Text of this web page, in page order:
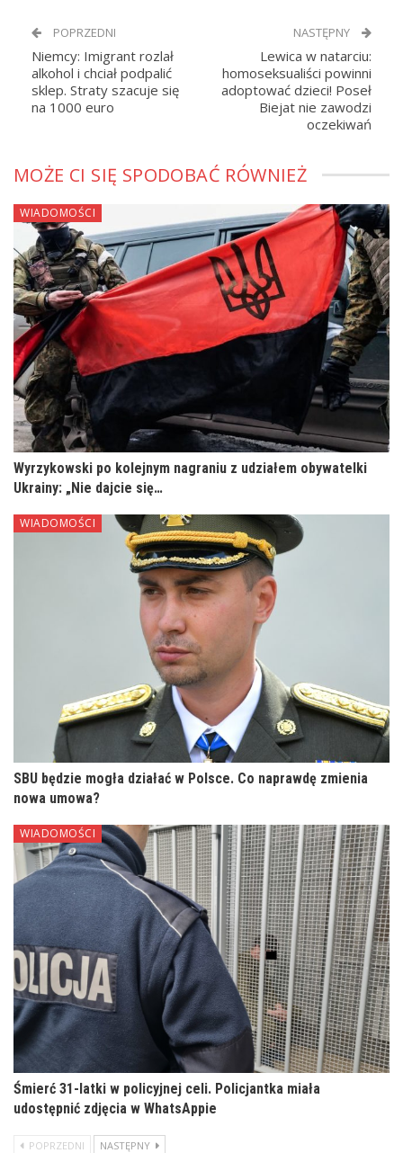
POPRZEDNI
Niemcy: Imigrant rozlał
alkohol i chciał podpalić
sklep. Straty szacuje się
na 1000 euro
NASTĘPNY
Lewica w natarciu:
homoseksualiści powinni
adoptować dzieci! Poseł
Biejat nie zawodzi
oczekiwań
MOŻE CI SIĘ SPODOBAĆ RÓWNIEŻ
WIADOMOŚCI
Wyrzykowski po kolejnym nagraniu z udziałem obywatelki
Ukrainy: „Nie dajcie się…
WIADOMOŚCI
SBU będzie mogła działać w Polsce. Co naprawdę zmienia
nowa umowa?
WIADOMOŚCI
Śmierć 31-latki w policyjnej celi. Policjantka miała
udostępnić zdjęcia w WhatsAppie
POPRZEDNI NASTĘPNY